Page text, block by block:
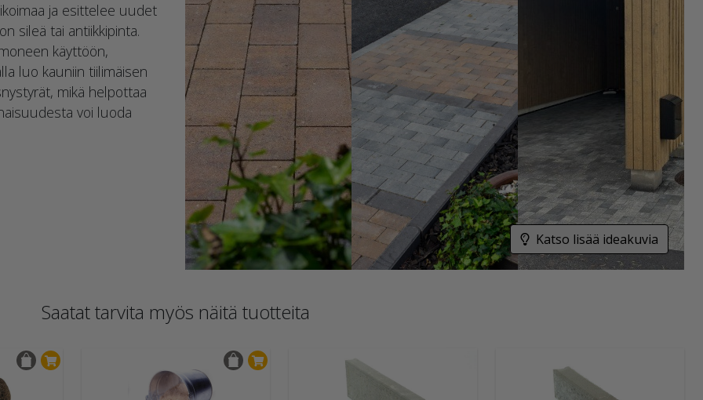
ja esittelee uudet
sileä tai antiikkipinta.
käyttöön,
luo kauniin tiilimäisen
mikä helpottaa
voi luoda
Katso lisää ideakuvia
Saatat tarvita myös näitä tuotteita